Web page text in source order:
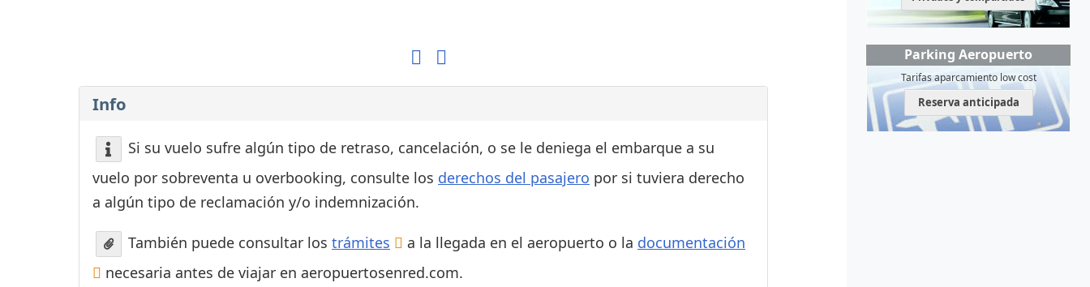
Info
Si su vuelo sufre algún tipo de retraso, cancelación, o se le deniega el embarque a su
vuelo por sobreventa u overbooking, consulte los derechos del pasajero por si tuviera derecho
a algún tipo de reclamación y/o indemnización.
También puede consultar los trámites a la llegada en el aeropuerto o la documentación
necesaria antes de viajar en aeropuertosenred.com.
Parking Aeropuerto
Tarifas aparcamiento low cost
Reserva anticipada